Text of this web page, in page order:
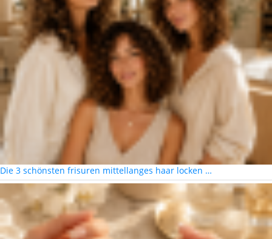
Die 3 schönsten frisuren mittellanges haar locken …